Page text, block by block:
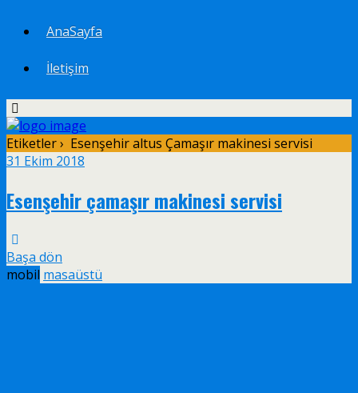
AnaSayfa
İletişim
Etiketler › Esenşehir altus Çamaşır makinesi servisi
31 Ekim 2018
Esenşehir çamaşır makinesi servisi
Başa dön
mobil masaüstü